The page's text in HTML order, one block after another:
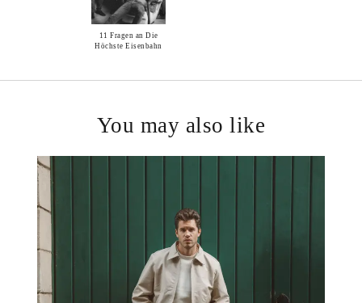
11 Fragen an Die
Höchste Eisenbahn
You may also like